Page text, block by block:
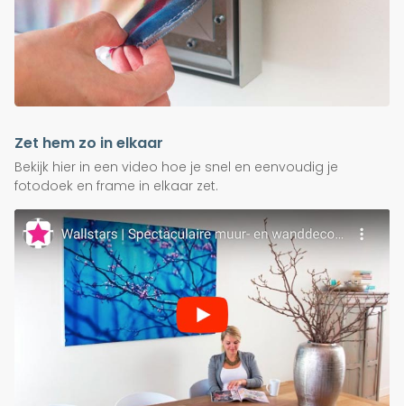
Zet hem zo in elkaar
Bekijk hier in een video hoe je snel en eenvoudig je
fotodoek en frame in elkaar zet.